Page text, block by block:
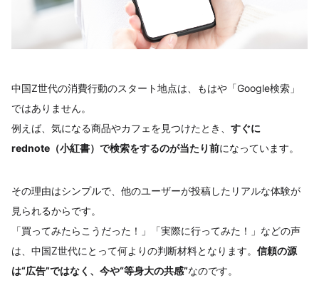
中国Z世代の消費行動のスタート地点は、もはや「Google検索」
ではありません。
例えば、気になる商品やカフェを見つけたとき、 すぐに
rednote（小紅書）で検索をするのが当たり前になっています。
その理由はシンプルで、他のユーザーが投稿したリアルな体験が
見られるからです。
「買ってみたらこうだった！」「実際に行ってみた！」などの声
は、中国Z世代にとって何よりの判断材料となります。 信頼の源
は“広告”ではなく、今や“等身大の共感”なのです。